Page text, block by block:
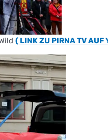
( LINK ZU PIRNA TV AUF